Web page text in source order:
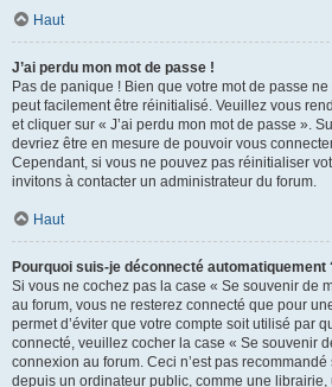
Haut
J’ai perdu mon mot de passe !
Pas de panique ! Bien que votre mot de passe
peut facilement être réinitialisé. Veuillez vous
et cliquer sur « J’ai perdu mon mot de passe ».
devriez être en mesure de pouvoir vous
Cependant, si vous ne pouvez pas réinitialiser
invitons à contacter un administrateur du forum.
Haut
Pourquoi suis-je déconnecté automatiquement
Si vous ne cochez pas la case « Se souvenir de
au forum, vous ne resterez connecté que pour
permet d’éviter que votre compte soit utilisé par
connecté, veuillez cocher la case « Se souvenir
connexion au forum. Ceci n’est pas
depuis un ordinateur public, comme une